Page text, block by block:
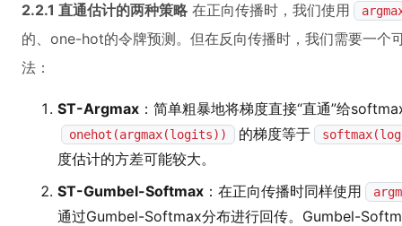
2.2.1 直通估计的两种策略 在正向传播时，我们使用
的、one-hot的令牌预测。但在反向传播时，我们需要一个
法：
ST-Argmax ：简单粗暴地将梯度直接“直通”给
onehot(argmax(logits)) 的梯度等于
度估计的方差可能较大。
ST-Gumbel-Softmax ：在正向传播时同样使用
通过Gumbel-Softmax分布进行回传。Gumbel-